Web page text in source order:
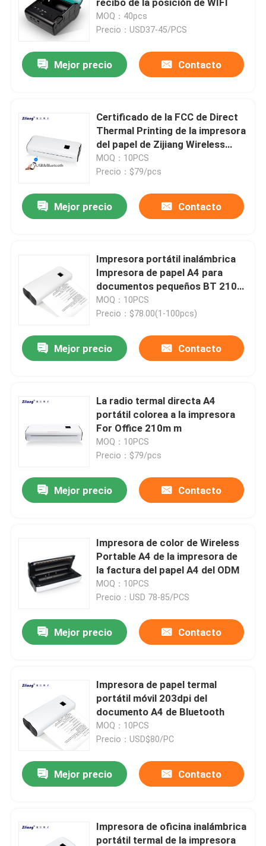
Inicio
Sobre nosotros
Contacto
noticias
Todos los casos
impresora del recibo de 58m m
recibo de la posición de WIFI
MOQ：40pcs
Precio：USD37-45/PCS
Mejor precio Contacto
Certificado de la FCC de Direct
Thermal Printing de la impresora
del papel de Zijiang Wireless
Mobile A4
MOQ：10PCS
Precio：$79/pcs
Mejor precio Contacto
Impresora portátil inalámbrica
Impresora de papel A4 para
documentos pequeños BT 210
mm
MOQ：10PCS
Precio：$78.00(1-100pcs)
Mejor precio Contacto
La radio termal directa A4
portátil colorea a la impresora
For Office 210m m
MOQ：10PCS
Precio：$79/pcs
Mejor precio Contacto
Impresora de color de Wireless
Portable A4 de la impresora de
la factura del papel A4 del ODM
MOQ：10PCS
Precio：USD 78-85/PCS
Mejor precio Contacto
Impresora de papel termal
portátil móvil 203dpi del
documento A4 de Bluetooth
MOQ：10PCS
Precio：USD$80/PC
Mejor precio Contacto
Impresora de oficina inalámbrica
portátil termal de la impresora